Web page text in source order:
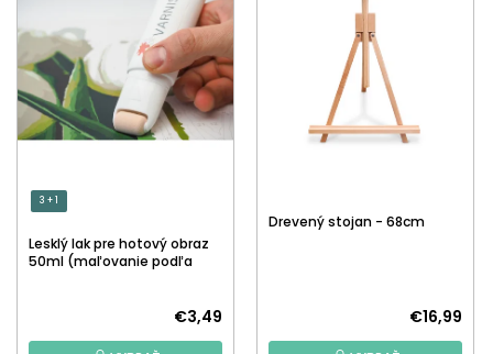
3 + 1
Lesklý lak pre hotový obraz
50ml (maľovanie podľa
€3,49
Drevený stojan - 68cm
€16,99